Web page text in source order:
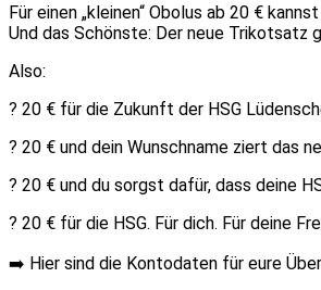
Für einen „kleinen“ Obolus ab 20 €
Und das Schönste: Der neue Trikotsatz
Also:
? 20 € für die Zukunft der HSG
? 20 € und dein Wunschname ziert das
? 20 € und du sorgst dafür, dass deine
? 20 € für die HSG. Für dich. Für deine
➡️ Hier sind die Kontodaten für eure